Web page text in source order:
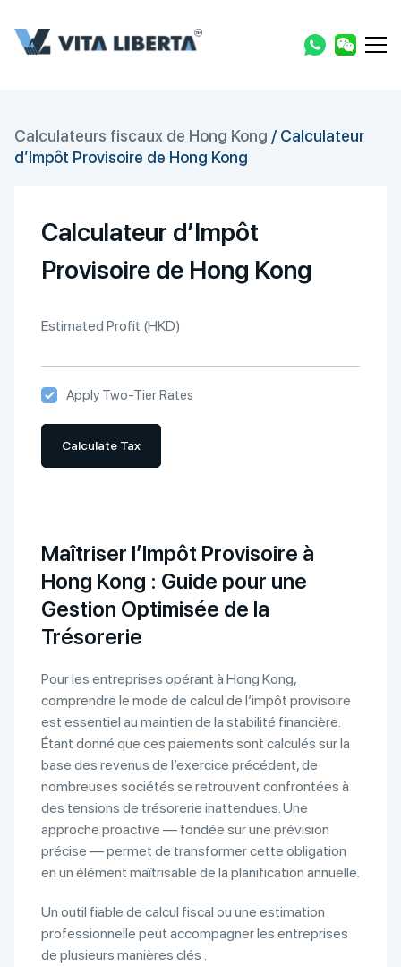
Calculateurs fiscaux de Hong Kong / Calculateur
d’Impôt Provisoire de Hong Kong
Calculateur d’Impôt
Provisoire de Hong Kong
Estimated Profit (HKD)
Apply Two-Tier Rates
Calculate Tax
Maîtriser l’Impôt Provisoire à
Hong Kong : Guide pour une
Gestion Optimisée de la
Trésorerie
Pour les entreprises opérant à Hong Kong,
comprendre le mode de calcul de l’impôt provisoire
est essentiel au maintien de la stabilité financière.
Étant donné que ces paiements sont calculés sur la
base des revenus de l’exercice précédent, de
nombreuses sociétés se retrouvent confrontées à
des tensions de trésorerie inattendues. Une
approche proactive — fondée sur une prévision
précise — permet de transformer cette obligation
en un élément maîtrisable de la planification annuelle.
Un outil fiable de calcul fiscal ou une estimation
professionnelle peut accompagner les entreprises
de plusieurs manières clés :